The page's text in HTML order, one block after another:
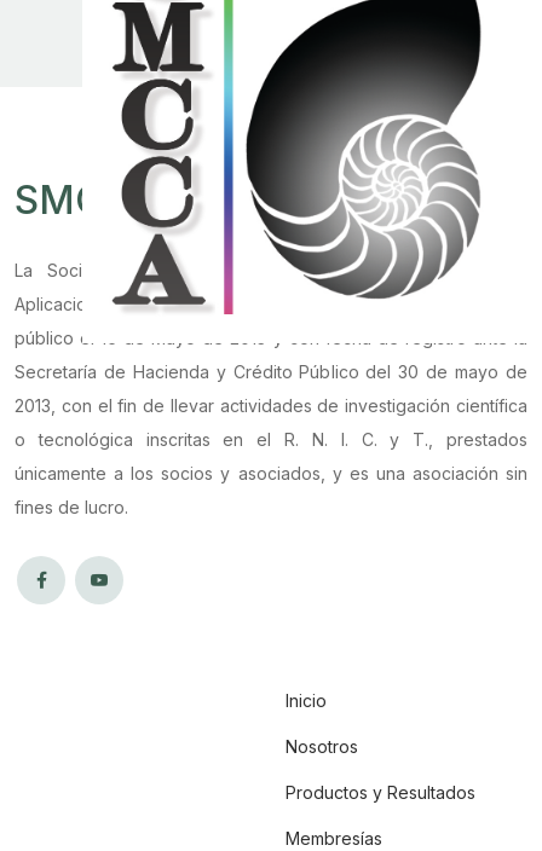
SMCCA
La Sociedad Mexicana de Computación Científica y sus
Aplicaciones es una asociación civil constituida ante notario
público el 16 de Mayo de 2013 y con fecha de registro ante la
Secretaría de Hacienda y Crédito Público del 30 de mayo de
2013, con el fin de llevar actividades de investigación científica
o tecnológica inscritas en el R. N. I. C. y T., prestados
únicamente a los socios y asociados, y es una asociación sin
fines de lucro.
Inicio
Nosotros
Productos y Resultados
Membresías